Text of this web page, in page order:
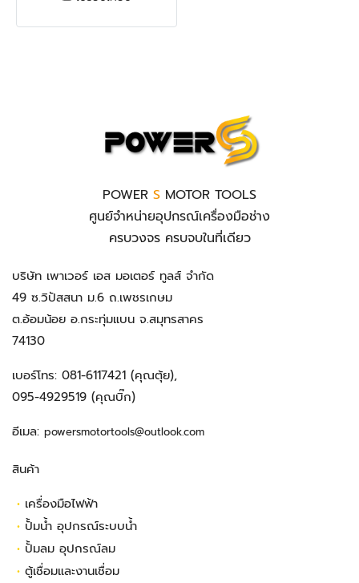
POWER S MOTOR TOOLS
ศูนย์จำหน่ายอุปกรณ์เครื่องมือช่าง
ครบวงจร ครบจบในที่เดียว
บริษัท เพาเวอร์ เอส มอเตอร์ ทูลส์ จำกัด
49 ซ.วิปัสสนา ม.6 ถ.เพชรเกษม
ต.อ้อมน้อย อ.กระทุ่มแบน จ.สมุทรสาคร
74130
เบอร์โทร: 081-6117421 (คุณตุ้ย),
095-4929519 (คุณบิ๊ก)
อีเมล: powersmotortools@outlook.com
สินค้า
• เครื่องมือไฟฟ้า
• ปั้มน้ำ อุปกรณ์ระบบน้ำ
• ปั้มลม อุปกรณ์ลม
• ตู้เชื่อมและงานเชื่อม